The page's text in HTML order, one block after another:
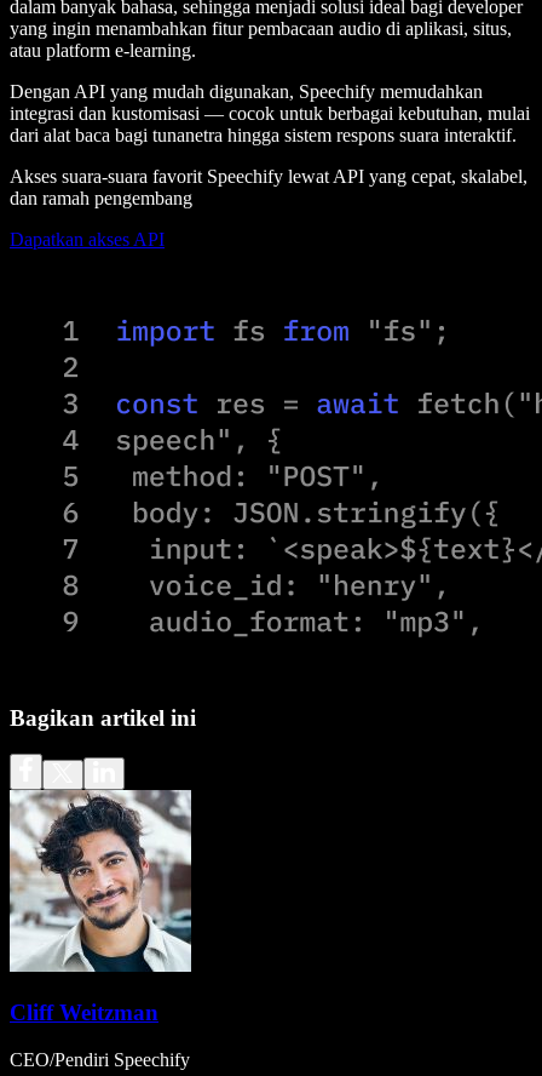
dalam banyak bahasa, sehingga menjadi solusi ideal bagi developer
yang ingin menambahkan fitur pembacaan audio di aplikasi, situs,
atau platform e-learning.
Dengan API yang mudah digunakan, Speechify memudahkan
integrasi dan kustomisasi — cocok untuk berbagai kebutuhan, mulai
dari alat baca bagi tunanetra hingga sistem respons suara interaktif.
Akses suara-suara favorit Speechify lewat API yang cepat, skalabel,
dan ramah pengembang
Dapatkan akses API
Bagikan artikel ini
Cliff Weitzman
CEO/Pendiri Speechify